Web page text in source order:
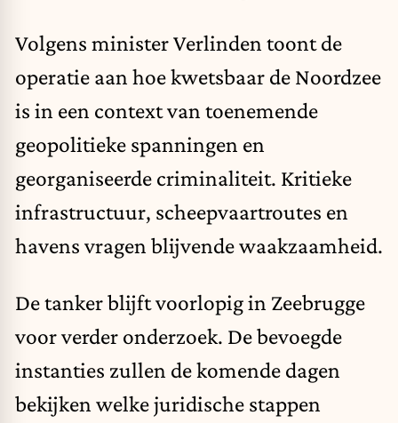
Volgens minister Verlinden toont de
operatie aan hoe kwetsbaar de Noordzee
is in een context van toenemende
geopolitieke spanningen en
georganiseerde criminaliteit. Kritieke
infrastructuur, scheepvaartroutes en
havens vragen blijvende waakzaamheid.
De tanker blijft voorlopig in Zeebrugge
voor verder onderzoek. De bevoegde
instanties zullen de komende dagen
bekijken welke juridische stappen